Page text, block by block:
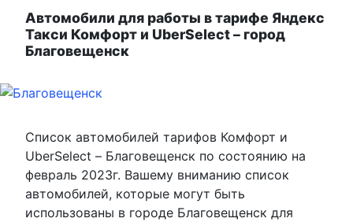
Автомобили для работы в тарифе Яндекс
Такси Комфорт и UberSelect – город
Благовещенск
Список автомобилей тарифов Комфорт и
UberSelect – Благовещенск по состоянию на
февраль 2023г. Вашему вниманию список
автомобилей, которые могут быть
использованы в городе Благовещенск для